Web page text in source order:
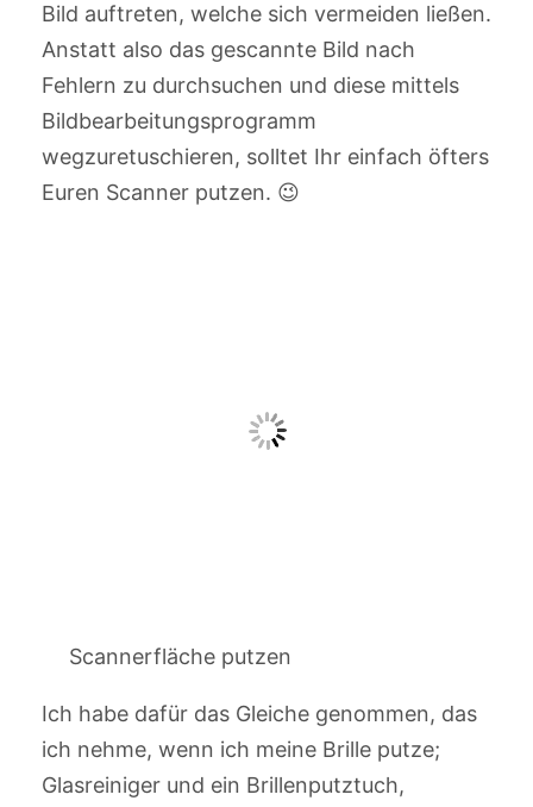
Bild auftreten, welche sich vermeiden ließen.
Anstatt also das gescannte Bild nach
Fehlern zu durchsuchen und diese mittels
Bildbearbeitungsprogramm
wegzuretuschieren, solltet Ihr einfach öfters
Euren Scanner putzen. 😉
Scannerfläche putzen
Ich habe dafür das Gleiche genommen, das
ich nehme, wenn ich meine Brille putze;
Glasreiniger und ein Brillenputztuch,